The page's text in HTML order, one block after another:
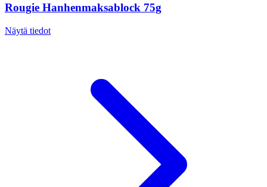
Rougie Hanhenmaksablock 75g
Näytä tiedot